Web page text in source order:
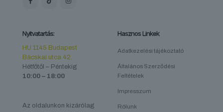
Nyitvatartás:
HU 1145 Budapest
Bácskai utca 42.
Hétfőtől – Péntekig
10:00 – 18:00
Az oldalunkon kizárólag
Hasznos Linkek
Adatkezelési tájékoztató
Általános Szerződési
Feltételek
Impresszum
Rólunk